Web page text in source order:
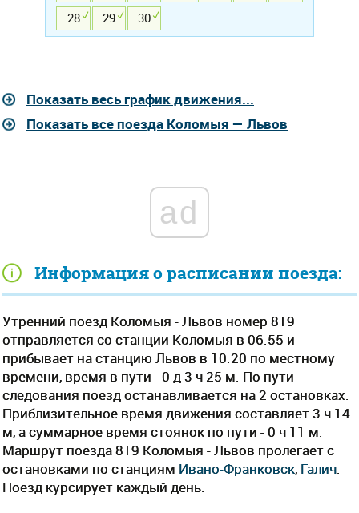
Информация о расписании поезда:
Утренний поезд Коломыя - Львов номер 819
отправляется со станции Коломыя в 06.55 и
прибывает на станцию Львов в 10.20 по местному
времени, время в пути - 0 д 3 ч 25 м. По пути
следования поезд останавливается на 2 остановках.
Приблизительное время движения составляет 3 ч 14
м, а суммарное время стоянок по пути - 0 ч 11 м.
Маршрут поезда 819 Коломыя - Львов пролегает c
остановками по станциям Ивано-Франковск, Галич
Поезд курсирует каждый день.
28
29 30
Показать весь график движения...
Показать все поезда Коломыя — Львов
ad